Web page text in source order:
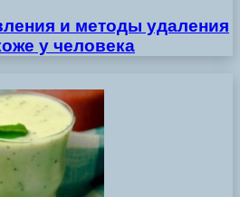
и методы удаления
у человека